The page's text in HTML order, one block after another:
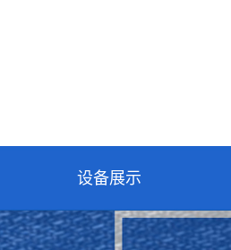
设备展示
公司内景